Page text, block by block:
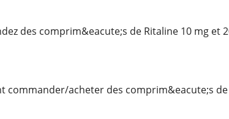
des comprim&eacute;s de Ritaline 10 mg et
commander/acheter des comprim&eacute;s